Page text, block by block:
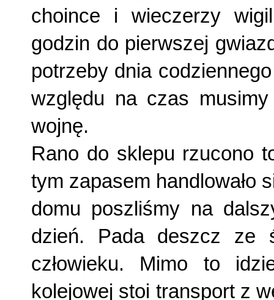
choince i wieczerzy
godzin do pierwszej
potrzeby dnia
względu na czas
wojnę.
Rano do sklepu rzucono
tym zapasem handlowało
domu poszliśmy na
dzień. Pada deszcz ze
człowieku. Mimo to
kolejowej stoi transport z